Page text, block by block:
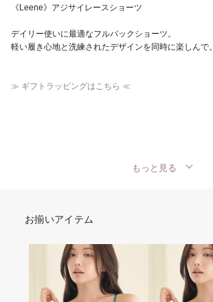
《Leene》アジサイレースショーツ
デイリー使いに最適なフルバックショーツ。
軽い履き心地と洗練されたデザインを同時に楽しんで。
≫ ギフトラッピングはこちら ≪
もっと見る
お揃いアイテム